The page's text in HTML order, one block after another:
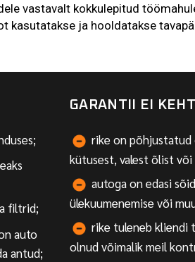
vastavalt kokkulepitud
ja hooldatakse
filtrid;
auto
antud;
GARANTII EI
rike on põhjustatud
kütusest, valest õlist
autoga on edasi
ülekuumenemise või
rike tuleneb kliendi
olnud võimalik meil